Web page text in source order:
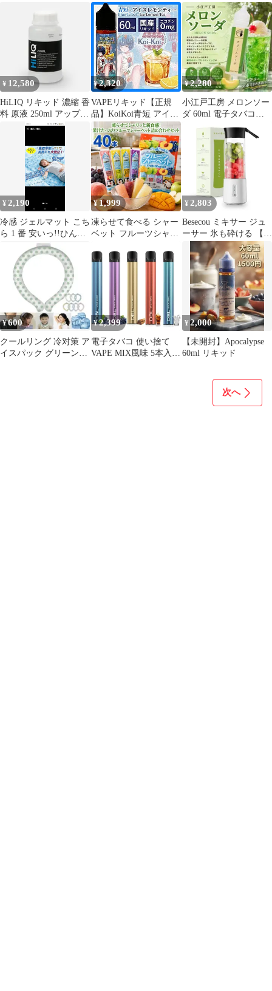
イスコーヒー）
1000ml×3本入 EY-PL3
リキッド 1L 1リット
ル D079
凍結 首ひんやり ブルーレモンティー - 爽快さ
満点！- ニコチンフリ
ー電子タバコ用リキッ
ド【メッセージカード
付き】 [koikoi アイス
レモンティー]
¥ 12,580
HiLIQ リキッド 濃縮 香
料 原液 250ml アップル
アイス フルーツ 電子タ
P_0 [ID:9597]
¥2,320
VAPEリキッド【正規
品】KoiKoi青短 アイス
レモンティー - 爽快さ
満点！- ニコチンフリ
ー電子タバコ用リキッ
ド【メッセージカード
付き】 [koikoi アイス
レモンティー]
¥2,280
小江戸工房 メロンソー
ダ 60ml 電子タバコ
VAPE リキッド
¥ 2,190
冷感 ジェルマット こち
ら 1 番 安いっ!!ひんや
りパッド 50*150cm
¥ 1,999
凍らせて食べる シャー
ベット フルーツシャー
ット BOBMOOS シャー
常温保存 冷凍 マンゴー
ピーチ りんご ぶどう
ポスト投函 メール便 送
料無料
¥ 2,803
Besecou ミキサー ジュ
ーサー 氷も砕ける 【米
国PCT-G素材＋304ステ
ンレス】ジュース
500ml 野菜 果物 ハンド
ミキサー フルーツ スム
ージー ブレンダー 離乳
食用 栄養補充 お手入れ
簡単 防水 2000mAh*2
USB充電式 コードレ 1
¥600
クールリング 冷对策 ア
イスパック グリーン
¥2,399
電子タバコ 使い捨て
VAPE MIX風味 5本入り
¥2,000
【未開封】Apocalypse
60ml リキッド
次へ